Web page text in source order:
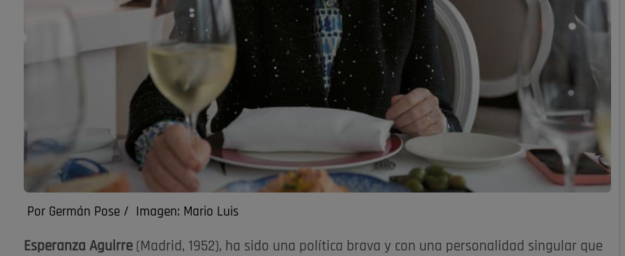
Por Germán Pose / Imagen: Mario Luis
Esperanza Aguirre (Madrid, 1952), ha sido una política brava y con una personalidad singular que